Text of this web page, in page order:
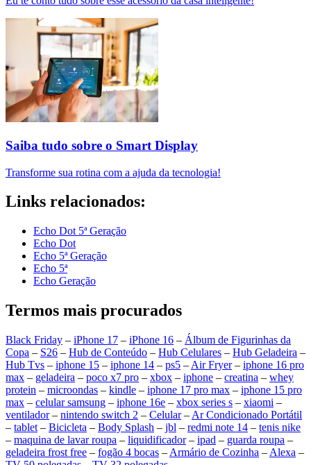
Saiba tudo sobre o Smart Display
Transforme sua rotina com a ajuda da tecnologia!
Links relacionados:
Echo Dot 5ª Geração
Echo Dot
Echo 5ª Geração
Echo 5ª
Echo Geração
Termos mais procurados
Black Friday – iPhone 17 – iPhone 16 – Álbum de Figurinhas da
Copa – S26 – Hub de Conteúdo – Hub Celulares – Hub Geladeira –
Hub Tvs – iphone 15 – iphone 14 – ps5 – Air Fryer– iphone 16 pro
max – geladeira – poco x7 pro – xbox – iphone – creatina – whey
protein – microondas – kindle – iphone 17 pro max – iphone 15 pro
max – celular samsung – iphone 16e – xbox series s – xiaomi –
ventilador– nintendo switch 2 – Celular– Ar Condicionado Portátil
– tablet – Bicicleta – Body Splash – jbl – redmi note 14 – tenis nike
– maquina de lavar roupa – liquidificador– ipad – guarda roupa –
geladeira frost free – fogão 4 bocas – Armário de Cozinha – Alexa –